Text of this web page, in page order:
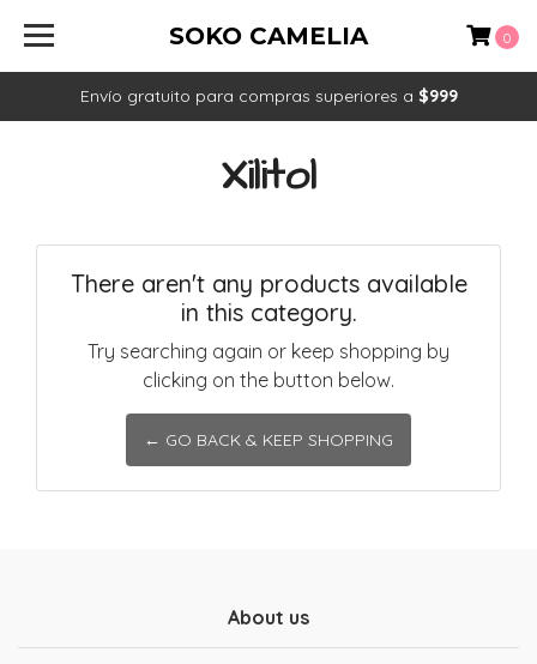
Envío gratuito para compras superiores a $999
SOKO CAMELIA 0
Xilitol
There aren't any products available
in this category.
Try searching again or keep shopping by
clicking on the button below.
← GO BACK & KEEP SHOPPING
About us